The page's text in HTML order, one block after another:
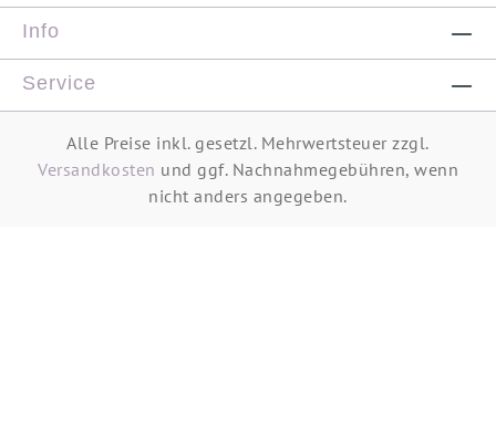
Info
Service
Alle Preise inkl. gesetzl. Mehrwertsteuer zzgl.
Versandkosten und ggf. Nachnahmegebühren, wenn
nicht anders angegeben.